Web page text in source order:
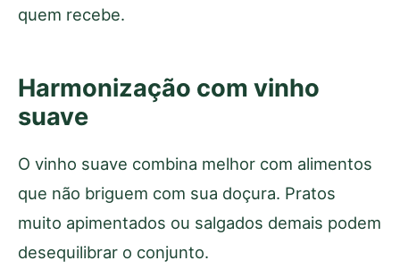
quem recebe.
Harmonização com vinho
suave
O vinho suave combina melhor com alimentos
que não briguem com sua doçura. Pratos
muito apimentados ou salgados demais podem
desequilibrar o conjunto.